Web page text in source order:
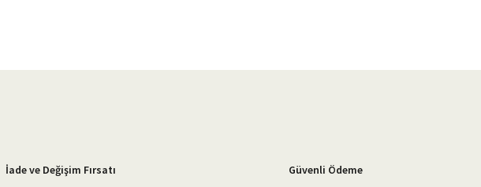
İade ve Değişim Fırsatı
Güvenli Ödeme